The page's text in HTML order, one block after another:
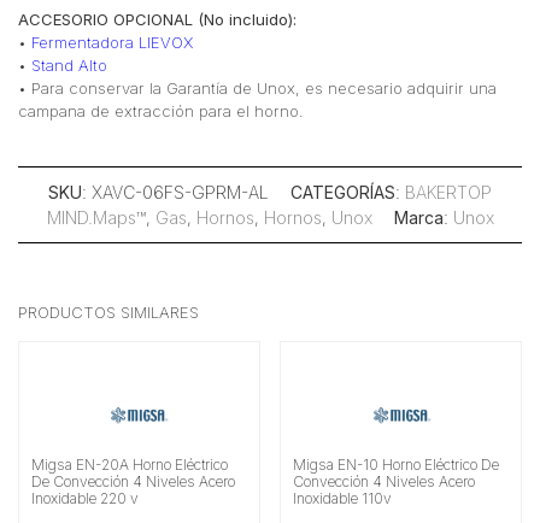
ACCESORIO OPCIONAL (No incluido):
• Fermentadora LIEVOX
• Stand Alto
• Para conservar la Garantía de Unox, es necesario adquirir una
campana de extracción para el horno.
SKU: XAVC-06FS-GPRM-AL CATEGORÍAS: BAKERTOP
MIND.Maps™, Gas, Hornos, Hornos, Unox Marca: Unox
PRODUCTOS SIMILARES
Migsa EN-20A Horno Eléctrico
De Convección 4 Niveles Acero
Inoxidable 220 v
Migsa EN-10 Horno Eléctrico De
Convección 4 Niveles Acero
Inoxidable 110v